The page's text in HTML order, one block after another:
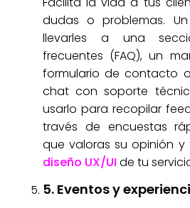
dudas o problemas.
llevarles a una
frecuentes (FAQ), un
formulario de contacto
chat con soporte
usarlo para recopilar
través de encuestas
que valoras su opinión
diseño UX/UI de tu
5. Eventos y